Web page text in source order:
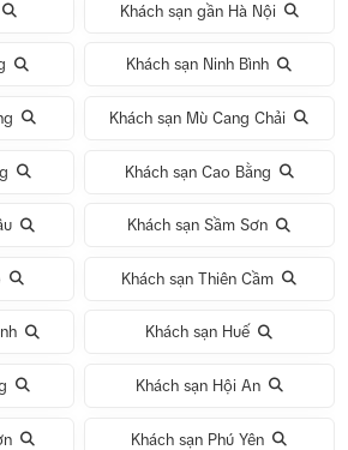
Khách sạn gần Hà Nội
Khách sạn Ninh Bình
Khách sạn Mù Cang Chải
Khách sạn Cao Bằng
Khách sạn Sầm Sơn
Khách sạn Thiên Cầm
Khách sạn Huế
Khách sạn Hội An
Khách sạn Phú Yên